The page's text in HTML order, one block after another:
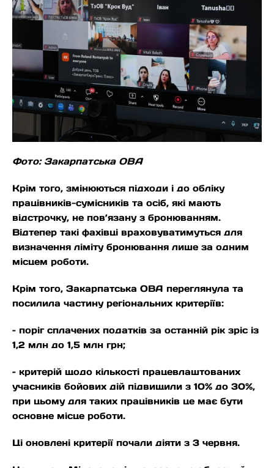
Фото: Закарпатська ОВА
Крім того, змінюються підходи і до обліку
працівників-сумісників та осіб, які мають
відстрочку, не пов’язану з бронюванням.
Відтепер такі фахівці враховуватимуться для
визначення ліміту бронювання лише за одним
місцем роботи.
Крім того, Закарпатська ОВА переглянула та
посилила частину регіональних критеріїв:
– поріг сплачених податків за останній рік зріс із
1,2 млн до 1,5 млн грн;
– критерій щодо кількості працевлаштованих
учасників бойових дій підвищили з 10% до 30%,
при цьому для таких працівників це має бути
основне місце роботи.
Ці оновлені критерії почали діяти з 3 червня.